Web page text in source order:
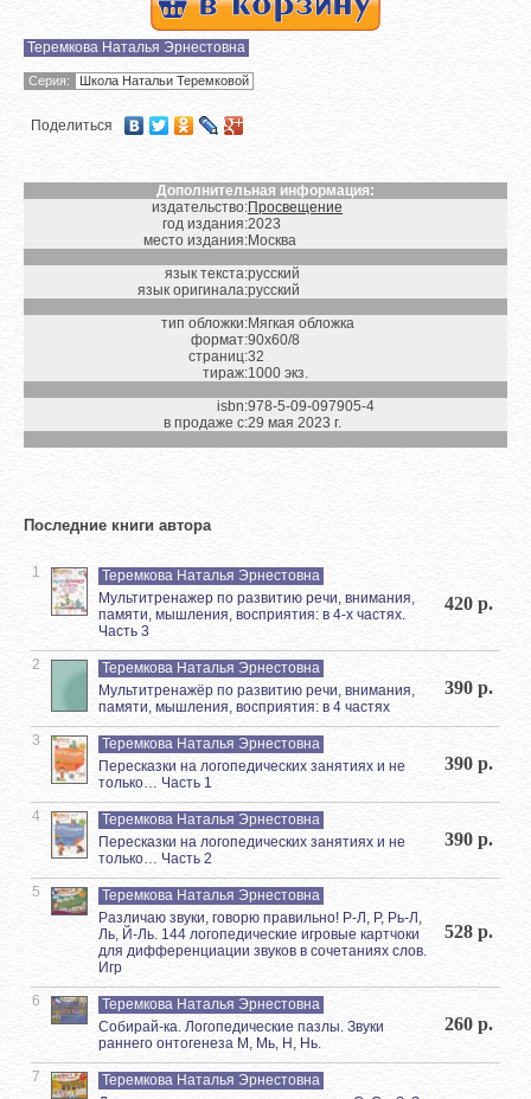
Теремкова Наталья Эрнестовна
Серия: Школа Натальи Теремковой
Поделиться
Дополнительная информация:
издательство:Просвещение
год издания:2023
место издания:Москва
язык текста:русский
язык оригинала:русский
тип обложки:Мягкая обложка
формат:90х60/8
страниц:32
тираж:1000 экз.
isbn:978-5-09-097905-4
в продаже с:29 мая 2023 г.
Последние книги автора
1
Теремкова Наталья Эрнестовна
Мультитренажер по развитию речи, внимания,
памяти, мышления, восприятия: в 4-х частях.
Часть 3
420 р.
2
Теремкова Наталья Эрнестовна
Мультитренажёр по развитию речи, внимания,
памяти, мышления, восприятия: в 4 частях
390 р.
3
Теремкова Наталья Эрнестовна
Пересказки на логопедических занятиях и не
только… Часть 1
390 р.
4
Теремкова Наталья Эрнестовна
Пересказки на логопедических занятиях и не
только… Часть 2
390 р.
5
Теремкова Наталья Эрнестовна
Различаю звуки, говорю правильно! Р-Л, Р, Рь-Л,
Ль, Й-Ль. 144 логопедические игровые картчоки
для дифференциации звуков в сочетаниях слов.
Игр
528 р.
6
Теремкова Наталья Эрнестовна
Собирай-ка. Логопедические пазлы. Звуки
раннего онтогенеза М, Мь, Н, Нь.
260 р.
7
Теремкова Наталья Эрнестовна